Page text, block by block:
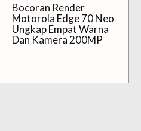
Bocoran Render
Motorola Edge 70 Neo
Ungkap Empat Warna
Dan Kamera 200MP